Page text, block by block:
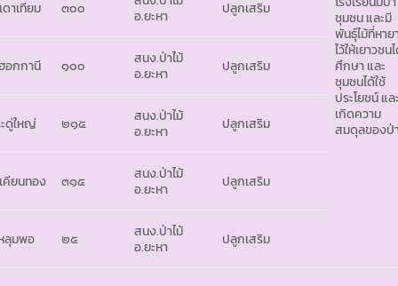
ชุมชน และมี
พันธุ์ไม้ที่หา
ไว้ให้เยาวชน
ศึกษา และ
ชุมชนได้ใช้
ประโยชน์ แล
เกิดความ
สมดุลของป่
ดาเทียม ๓๐๐
อ.ยะหา
ปลูกเสริม
อกกานี ๑๐๐
สนง.ป่าไม้
อ.ยะหา
ปลูกเสริม
ดู่ใหญ่ ๒๑๕
สนง.ป่าไม้
อ.ยะหา
ปลูกเสริม
คียนทอง ๓๑๕
สนง.ป่าไม้
อ.ยะหา
ปลูกเสริม
ลุมพอ ๒๕
สนง.ป่าไม้
อ.ยะหา
ปลูกเสริม